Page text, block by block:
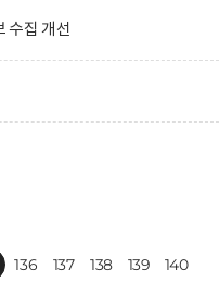
수집 개선
136 137 138 139 140